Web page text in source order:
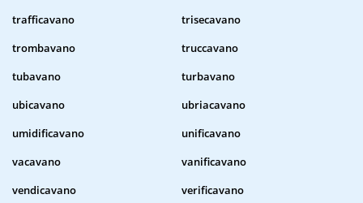
trafficavano
trisecavano
trombavano
truccavano
tubavano
turbavano
ubicavano
ubriacavano
umidificavano
unificavano
vacavano
vanificavano
vendicavano
verificavano